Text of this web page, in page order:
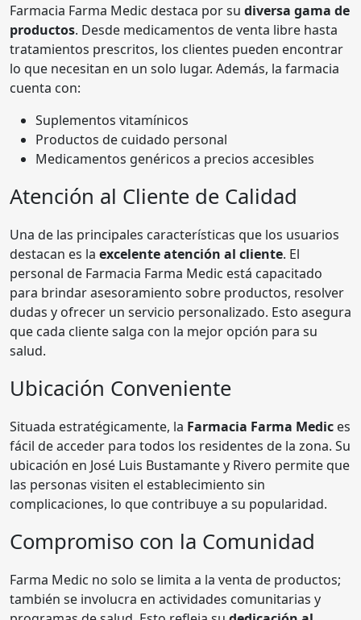
Farmacia Farma Medic destaca por su diversa gama de
productos. Desde medicamentos de venta libre hasta
tratamientos prescritos, los clientes pueden encontrar
lo que necesitan en un solo lugar. Además, la farmacia
cuenta con:
Suplementos vitamínicos
Productos de cuidado personal
Medicamentos genéricos a precios accesibles
Atención al Cliente de Calidad
Una de las principales características que los usuarios
destacan es la excelente atención al cliente. El
personal de Farmacia Farma Medic está capacitado
para brindar asesoramiento sobre productos, resolver
dudas y ofrecer un servicio personalizado. Esto asegura
que cada cliente salga con la mejor opción para su
salud.
Ubicación Conveniente
Situada estratégicamente, la Farmacia Farma Medic es
fácil de acceder para todos los residentes de la zona. Su
ubicación en José Luis Bustamante y Rivero permite que
las personas visiten el establecimiento sin
complicaciones, lo que contribuye a su popularidad.
Compromiso con la Comunidad
Farma Medic no solo se limita a la venta de productos;
también se involucra en actividades comunitarias y